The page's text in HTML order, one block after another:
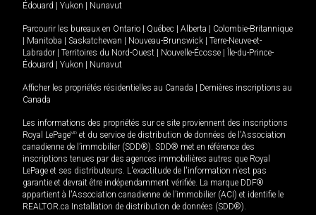
Édouard
Yukon Nunavut
Parcourir les bureaux en Ontario Québec Alberta
Colombie-Britannique
Manitoba Saskatchewan Nouveau-Brunswick
Terre-Neuve-et-
Labrador
Territoires du Nord-Ouest Nouvelle-Écosse
Île-du-Prince-
Édouard
Yukon Nunavut
Afficher les propriétés résidentielles au Canada
Dernières inscriptions au
Canada
Les informations des propriétés sur ce site proviennent des inscriptions
Royal LePageMD et du service de distribution de données de l'Association
canadienne de l’immobilier (SDD®). SDD® met en référence des
inscriptions tenues par des agences immobilières autres que Royal
LePage et ses distributeurs. L'exactitude de l'information n'est pas
garantie et devrait être indépendamment vérifiée. La marque DDF®
appartient à l'Association canadienne de l’immobilier (ACI) et identifie le
REALTOR.ca Installation de distribution de données (SDD®).